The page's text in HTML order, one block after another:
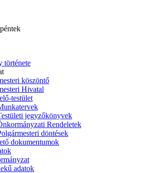
története
köszöntő
Hivatal
testület
jegyzőkönyvek
Rendeletek
döntések
dokumentumok
adatok